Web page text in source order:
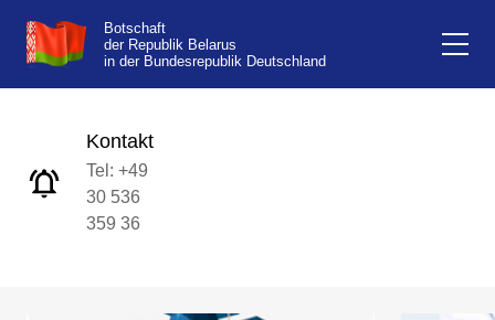
Botschaft
der Republik Belarus
in der Bundesrepublik Deutschland
Kontakt
Tel: +49
30 536
359 36